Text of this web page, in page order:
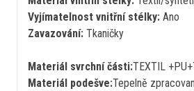
Vyjímatelnost vnitřní stélky: Ano
Zavazování: Tkaničky
Materiál svrchní části:TEXTIL
Materiál podešve:Tepelně